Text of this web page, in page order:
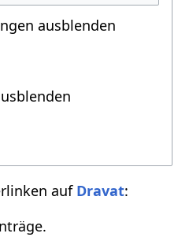
ausblenden
auf Dravat: